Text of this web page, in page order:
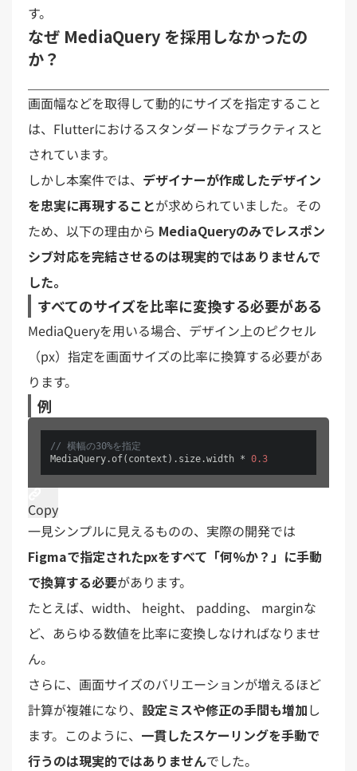
す。
なぜ MediaQuery を採用しなかったの
か？
画面幅などを取得して動的にサイズを指定すること
は、Flutterにおけるスタンダードなプラクティスと
されています。
しかし本案件では、 デザイナーが作成したデザイン
を忠実に再現することが求められていました。その
ため、以下の理由から MediaQueryのみでレスポン
シブ対応を完結させるのは現実的ではありませんで
した。
すべてのサイズを比率に変換する必要がある
MediaQueryを用いる場合、デザイン上のピクセル
（px）指定を画面サイズの比率に換算する必要があ
ります。
例
// 横幅の30%を指定
MediaQuery.of(context).size.width * 0.3
Copy
一見シンプルに見えるものの、実際の開発では
Figmaで指定されたpxをすべて「何%か？」に手動
で換算する必要があります。
たとえば、width、 height、 padding、 marginな
ど、あらゆる数値を比率に変換しなければなりませ
ん。
さらに、画面サイズのバリエーションが増えるほど
計算が複雑になり、 設定ミスや修正の手間も増加し
ます。このように、 一貫したスケーリングを手動で
行うのは現実的ではありませんでした。